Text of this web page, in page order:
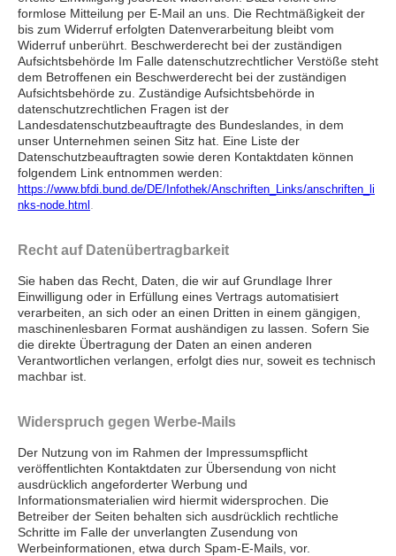
formlose Mitteilung per E-Mail an uns. Die Rechtmäßigkeit der
bis zum Widerruf erfolgten Datenverarbeitung bleibt vom
Widerruf unberührt. Beschwerderecht bei der zuständigen
Aufsichtsbehörde Im Falle datenschutzrechtlicher Verstöße steht
dem Betroffenen ein Beschwerderecht bei der zuständigen
Aufsichtsbehörde zu. Zuständige Aufsichtsbehörde in
datenschutzrechtlichen Fragen ist der
Landesdatenschutzbeauftragte des Bundeslandes, in dem
unser Unternehmen seinen Sitz hat. Eine Liste der
Datenschutzbeauftragten sowie deren Kontaktdaten können
folgendem Link entnommen werden:
https://www.bfdi.bund.de/DE/Infothek/Anschriften_Links/anschriften_li
nks-node.html
Recht auf Datenübertragbarkeit
Sie haben das Recht, Daten, die wir auf Grundlage Ihrer
Einwilligung oder in Erfüllung eines Vertrags automatisiert
verarbeiten, an sich oder an einen Dritten in einem gängigen,
maschinenlesbaren Format aushändigen zu lassen. Sofern Sie
die direkte Übertragung der Daten an einen anderen
Verantwortlichen verlangen, erfolgt dies nur, soweit es technisch
machbar ist.
Widerspruch gegen Werbe-Mails
Der Nutzung von im Rahmen der Impressumspflicht
veröffentlichten Kontaktdaten zur Übersendung von nicht
ausdrücklich angeforderter Werbung und
Informationsmaterialien wird hiermit widersprochen. Die
Betreiber der Seiten behalten sich ausdrücklich rechtliche
Schritte im Falle der unverlangten Zusendung von
Werbeinformationen, etwa durch Spam-E-Mails, vor.